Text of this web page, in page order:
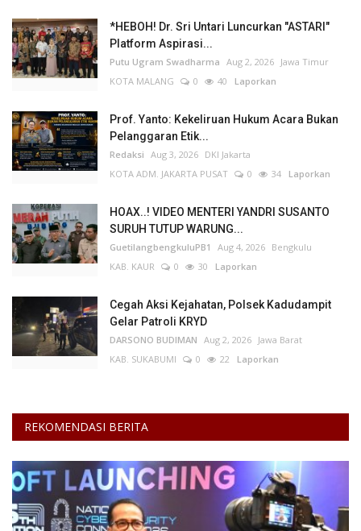
*HEBOH! Dr. Sri Untari Luncurkan "ASTARI"
Platform Aspirasi...
Putu Ugram Swadharma Aug 2, 2026 Jawa Timur
KOTA MALANG
0 40 Laporkan
Prof. Yanto: Kekeliruan Hukum Acara Bukan
Pelanggaran Etik...
Redaksi Aug 3, 2026 DKI Jakarta
KOTA ADM. JAKARTA PUSAT
0 34 Laporkan
HOAX..! VIDEO MENTERI YANDRI SUSANTO
SURUH TUTUP WARUNG...
GuetilangbengkuluPB1 Aug 4, 2026 Bengkulu
KAB. KAUR
0 30 Laporkan
Cegah Aksi Kejahatan, Polsek Kadudampit
Gelar Patroli KRYD
DARSONO BUDIMAN Aug 2, 2026 Jawa Barat
KAB. SUKABUMI
0 22 Laporkan
REKOMENDASI BERITA